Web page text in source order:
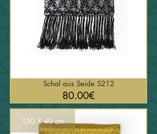
Schal aus Seide S212
80.00€السعر
150 X 40 cm